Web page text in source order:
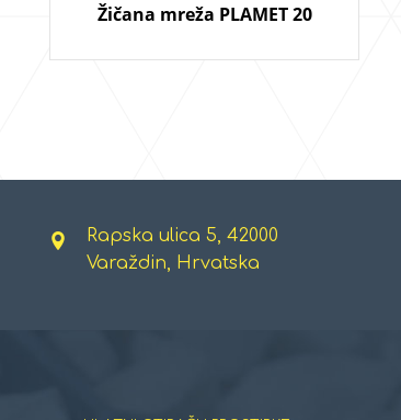
Žičana mreža PLAMET 20
Rapska ulica 5, 42000
Varaždin, Hrvatska